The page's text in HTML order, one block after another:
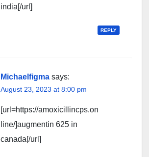
india[/url]
REPLY
Michaelfigma says:
August 23, 2023 at 8:00 pm
[url=https://amoxicillincps.on
line/]augmentin 625 in
canada[/url]